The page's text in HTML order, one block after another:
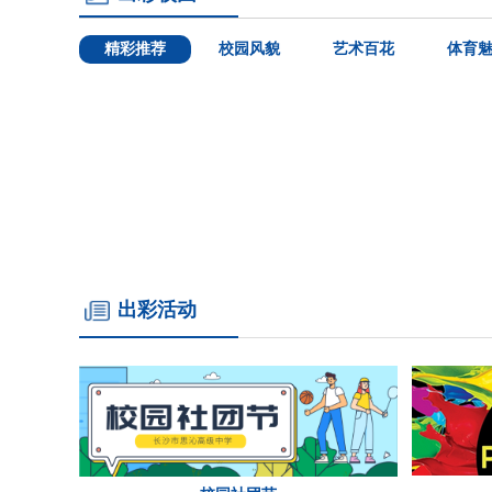
精彩推荐 校园风貌 艺术百花 体育
出彩活动